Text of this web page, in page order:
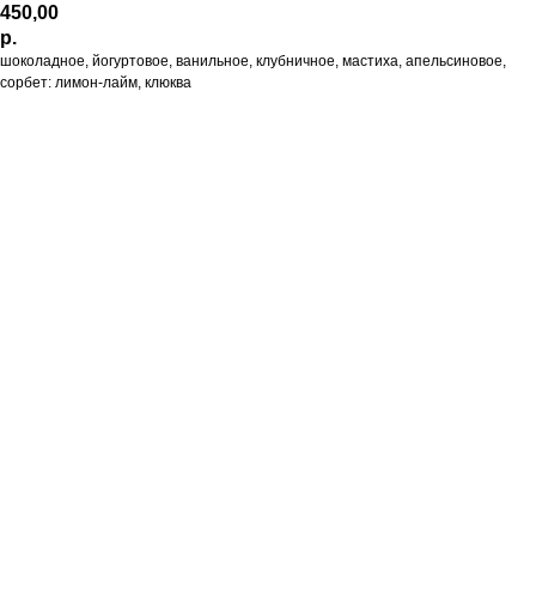
450,00
р.
шоколадное, йогуртовое, ванильное, клубничное, мастиха, апельсиновое,
сорбет: лимон-лайм, клюква